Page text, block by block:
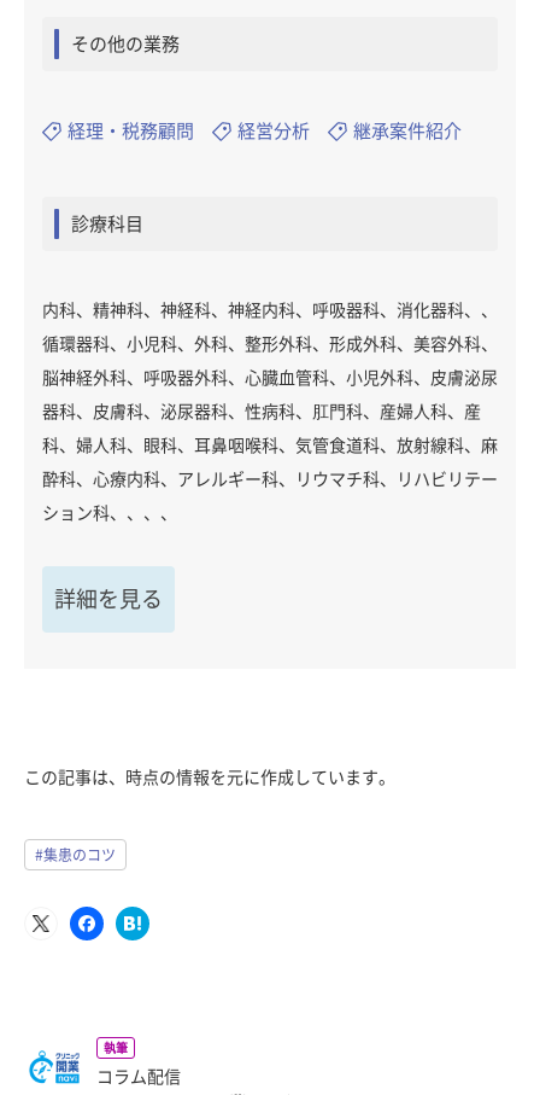
その他の業務
経理・税務顧問 経営分析 継承案件紹介
診療科目
内科、精神科、神経科、神経内科、呼吸器科、消化器科、、
循環器科、小児科、外科、整形外科、形成外科、美容外科、
脳神経外科、呼吸器外科、心臓血管科、小児外科、皮膚泌尿
器科、皮膚科、泌尿器科、性病科、肛門科、産婦人科、産
科、婦人科、眼科、耳鼻咽喉科、気管食道科、放射線科、麻
酔科、心療内科、アレルギー科、リウマチ科、リハビリテー
ション科、、、、
詳細を見る
この記事は、時点の情報を元に作成しています。
#集患のコツ
執筆
コラム配信